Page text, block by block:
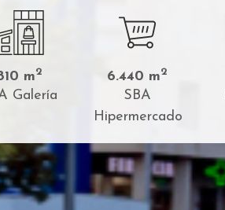
m2
Galería
6.440 m2
SBA
Hipermercado